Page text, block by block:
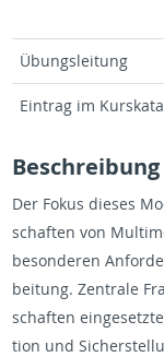
Übungsleitung
Ein­trag im
Beschrei­bung
Der Fokus dieses
schaften von
beson­deren
beitung. Zen­trale
schaften
tion und